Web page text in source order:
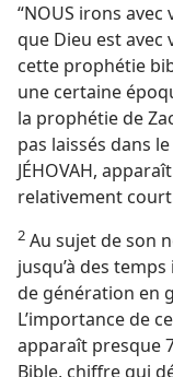
“NOUS irons
que Dieu est avec
cette prophétie
une certaine
la prophétie de
pas laissés dans
JÉHOVAH,
relativement
2 Au sujet de son
jusqu’à des
de génération en
L’importance de
apparaît presque
Bible, chiffre qui